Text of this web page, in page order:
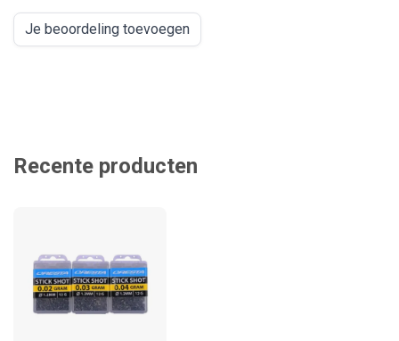
Je beoordeling toevoegen
Recente producten